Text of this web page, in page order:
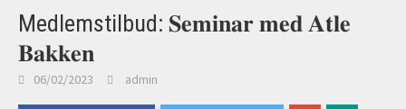
Medlemstilbud: 𝐒𝐞𝐦𝐢𝐧𝐚𝐫 𝐦𝐞𝐝 𝐀𝐭𝐥𝐞
𝐁𝐚𝐤𝐤𝐞𝐧
06/02/2023 admin